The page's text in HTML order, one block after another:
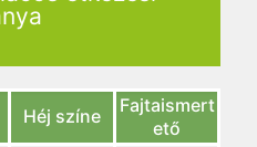
Héj színe
Fajtaismert
ető